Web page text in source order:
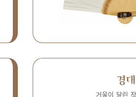
경대
거울이 달린